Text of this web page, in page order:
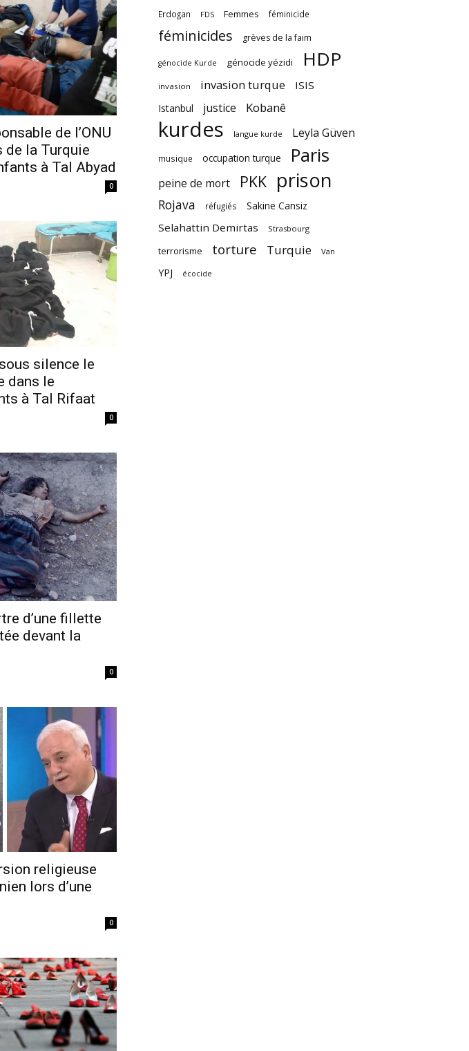
de l’ONU
de la Turquie
à Tal Abyad
0
silence le
dans le
à Tal Rifaat
0
d’une fillette
devant la
0
religieuse
lors d’une
0
Erdogan FDS Femmes féminicide
féminicides grèves de la faim
génocide Kurde génocide yézidi HDP
invasion invasion turque ISIS
Istanbul justice Kobanê
kurdes langue kurde Leyla Güven
musique occupation turque Paris
peine de mort PKK prison
Rojava réfugiés Sakine Cansiz
Selahattin Demirtas Strasbourg
terrorisme torture Turquie Van
YPJ écocide